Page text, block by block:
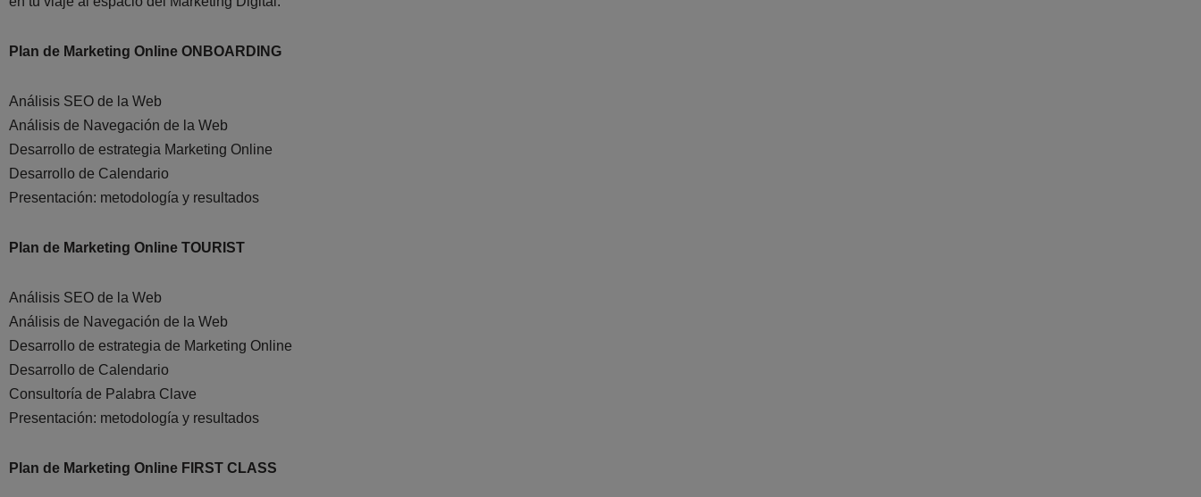
Plan de Marketing Online ONBOARDING
Análisis SEO de la Web
Análisis de Navegación de la Web
Desarrollo de estrategia Marketing Online
Desarrollo de Calendario
Presentación: metodología y resultados
Plan de Marketing Online TOURIST
Análisis SEO de la Web
Análisis de Navegación de la Web
Desarrollo de estrategia de Marketing Online
Desarrollo de Calendario
Consultoría de Palabra Clave
Presentación: metodología y resultados
Plan de Marketing Online FIRST CLASS